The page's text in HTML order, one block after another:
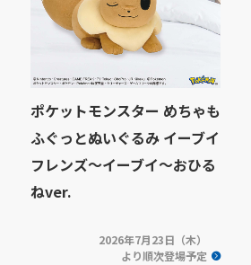
ポケットモンスター めちゃも
ふぐっとぬいぐるみ イーブイ
フレンズ～イーブイ～おひる
ねver.
2026年7月23日（木）
より順次登場予定